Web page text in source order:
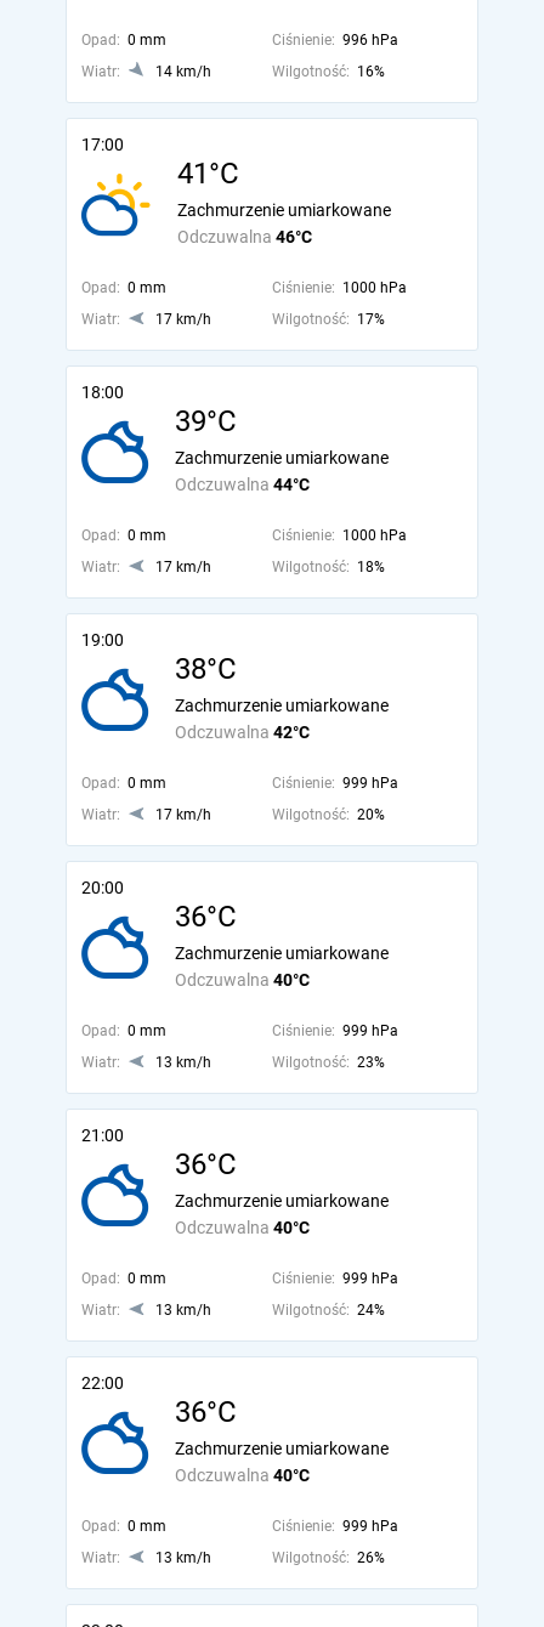
Opad: 0 mm Ciśnienie: 996 hPa
Wiatr:
14 km/h Wilgotność: 16%
17:00
41°C
Odczuwalna 46°C
Zachmurzenie umiarkowane
Opad: 0 mm Ciśnienie: 1000 hPa
Wiatr:
17 km/h Wilgotność: 17%
18:00
39°C
Odczuwalna 44°C
Zachmurzenie umiarkowane
Opad: 0 mm Ciśnienie: 1000 hPa
Wiatr:
17 km/h Wilgotność: 18%
19:00
38°C
Odczuwalna 42°C
Zachmurzenie umiarkowane
Opad: 0 mm Ciśnienie: 999 hPa
Wiatr:
17 km/h Wilgotność: 20%
20:00
36°C
Odczuwalna 40°C
Zachmurzenie umiarkowane
Opad: 0 mm Ciśnienie: 999 hPa
Wiatr:
13 km/h Wilgotność: 23%
21:00
36°C
Odczuwalna 40°C
Zachmurzenie umiarkowane
Opad: 0 mm Ciśnienie: 999 hPa
Wiatr:
13 km/h Wilgotność: 24%
22:00
36°C
Odczuwalna 40°C
Zachmurzenie umiarkowane
Opad: 0 mm Ciśnienie: 999 hPa
Wiatr:
13 km/h Wilgotność: 26%